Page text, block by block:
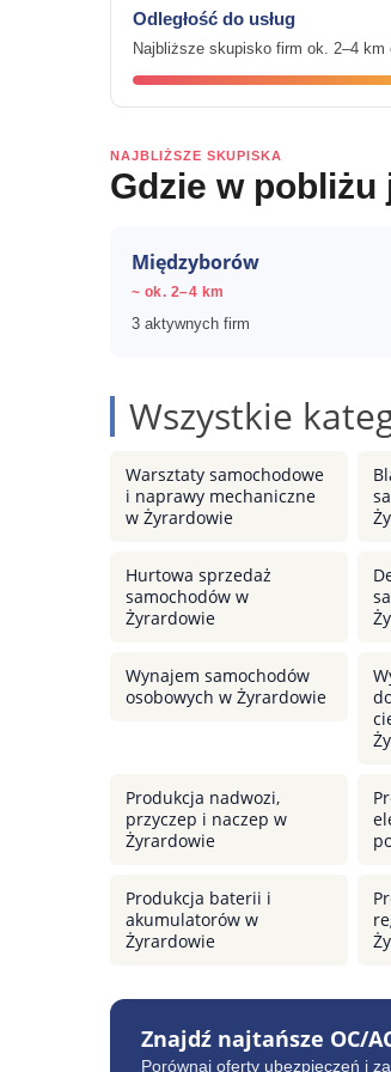
Odległość do usług
Najbliższe skupisko firm ok. 2–4 km
NAJBLIŻSZE SKUPISKA
Gdzie w
Międzyborów
~ ok. 2–4 km
3 aktywnych firm
Wszystkie
Warsztaty samochodowe
i naprawy mechaniczne
w Żyrardowie
Hurtowa sprzedaż
samochodów w
Żyrardowie
Wynajem samochodów
osobowych w Żyrardowie
Produkcja nadwozi,
przyczep i naczep w
Żyrardowie
Produkcja baterii i
akumulatorów w
Żyrardowie
Znajdź najtańsze OC/
Porównaj oferty ubezpieczeń i